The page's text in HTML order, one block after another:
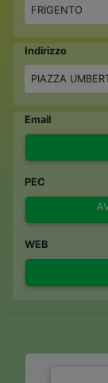
FRIGENTO
Indirizzo
PIAZZA
Email
PEC
WEB